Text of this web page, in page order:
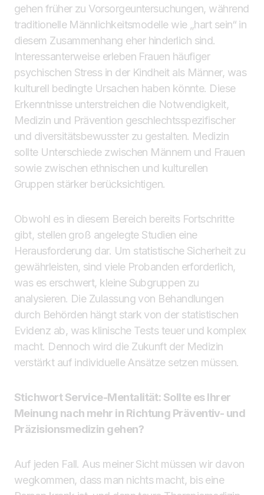
gehen früher zu Vorsorgeuntersuchungen, während
traditionelle Männlichkeitsmodelle wie „hart sein“ in
diesem Zusammenhang eher hinderlich sind.
Interessanterweise erleben Frauen häufiger
psychischen Stress in der Kindheit als Männer, was
kulturell bedingte Ursachen haben könnte. Diese
Erkenntnisse unterstreichen die Notwendigkeit,
Medizin und Prävention geschlechtsspezifischer
und diversitätsbewusster zu gestalten. Medizin
sollte Unterschiede zwischen Männern und Frauen
sowie zwischen ethnischen und kulturellen
Gruppen stärker berücksichtigen.
Obwohl es in diesem Bereich bereits Fortschritte
gibt, stellen groß angelegte Studien eine
Herausforderung dar. Um statistische Sicherheit zu
gewährleisten, sind viele Probanden erforderlich,
was es erschwert, kleine Subgruppen zu
analysieren. Die Zulassung von Behandlungen
durch Behörden hängt stark von der statistischen
Evidenz ab, was klinische Tests teuer und komplex
macht. Dennoch wird die Zukunft der Medizin
verstärkt auf individuelle Ansätze setzen müssen.
Stichwort Service-Mentalität: Sollte es Ihrer
Meinung nach mehr in Richtung Präventiv- und
Präzisionsmedizin gehen?
Auf jeden Fall. Aus meiner Sicht müssen wir davon
wegkommen, dass man nichts macht, bis eine